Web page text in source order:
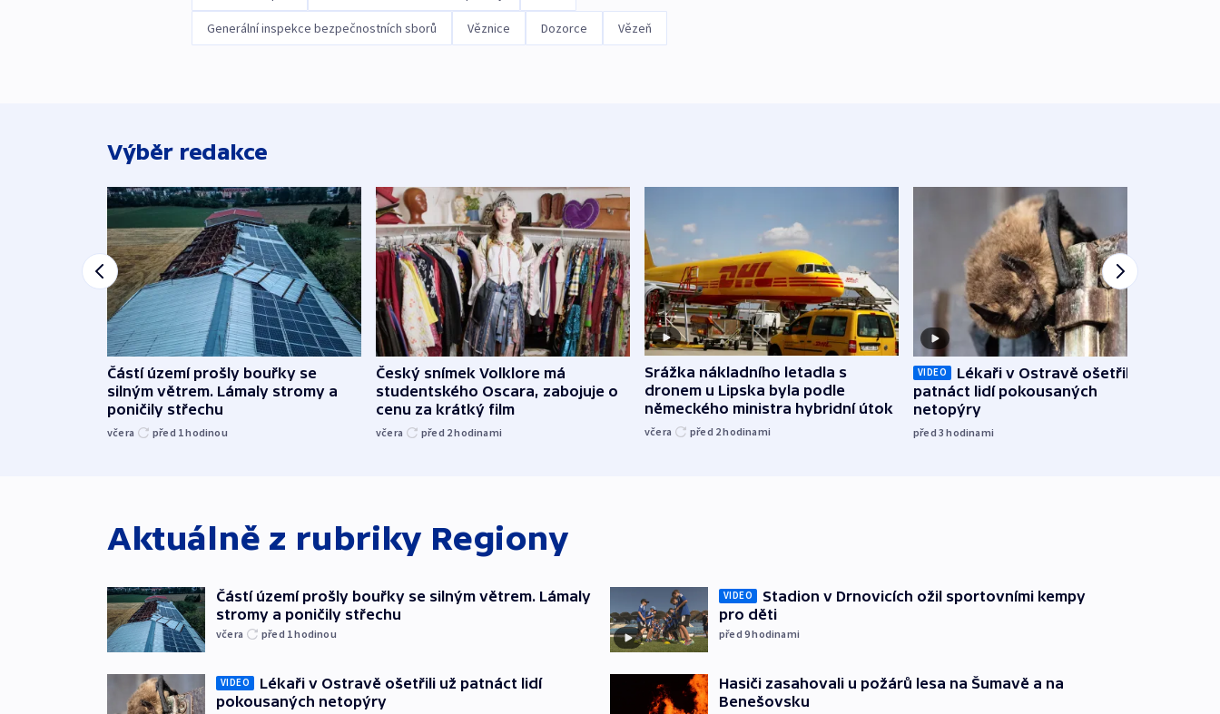
Generální inspekce bezpečnostních sborů Věznice Dozorce Vězeň
Výběr redakce
Částí území prošly bouřky se
silným větrem. Lámaly stromy a
poničily střechu
včera před 1hodinou
Český snímek Volklore má
studentského Oscara, zabojuje o
cenu za krátký film
včera před 2hodinami
Srážka nákladního letadla s
dronem u Lipska byla podle
německého ministra hybridní útok
včera před 2hodinami
VIDEO
Lékaři v Ostravě ošetřili už
patnáct lidí pokousaných
netopýry
před 3hodinami
Aktuálně z rubriky Regiony
Částí území prošly bouřky se silným větrem. Lámaly
stromy a poničily střechu
včera před 1hodinou
VIDEO
Lékaři v Ostravě ošetřili už patnáct lidí
pokousaných netopýry
VIDEO
Stadion v Drnovicích ožil sportovními kempy
pro děti
před 9hodinami
Hasiči zasahovali u požárů lesa na Šumavě a na
Benešovsku